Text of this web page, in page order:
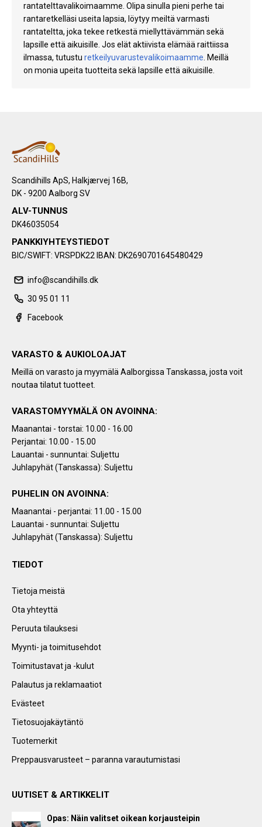
rantatelttavalikoimaamme. Olipa sinulla pieni perhe tai
rantaretkelläsi useita lapsia, löytyy meiltä varmasti
rantateltta, joka tekee retkestä miellyttävämmän sekä
lapsille että aikuisille. Jos elät aktiivista elämää raittiissa
ilmassa, tutustu retkeilyuvarustevalikoimaamme. Meillä
on monia upeita tuotteita sekä lapsille että aikuisille.
Scandihills ApS, Halkjærvej 16B,
DK - 9200 Aalborg SV
ALV-TUNNUS
DK46035054
PANKKIYHTEYSTIEDOT
BIC/SWIFT: VRSPDK22 IBAN: DK2690701645480429
info@scandihills.dk
30 95 01 11
Facebook
VARASTO & AUKIOLOAJAT
Meillä on varasto ja myymälä Aalborgissa Tanskassa, josta voit
noutaa tilatut tuotteet.
VARASTOMYYMÄLÄ ON AVOINNA:
Maanantai - torstai: 10.00 - 16.00
Perjantai: 10.00 - 15.00
Lauantai - sunnuntai: Suljettu
Juhlapyhät (Tanskassa): Suljettu
PUHELIN ON AVOINNA:
Maanantai - perjantai: 11.00 - 15.00
Lauantai - sunnuntai: Suljettu
Juhlapyhät (Tanskassa): Suljettu
TIEDOT
Tietoja meistä
Ota yhteyttä
Peruuta tilauksesi
Myynti- ja toimitusehdot
Toimitustavat ja -kulut
Palautus ja reklamaatiot
Evästeet
Tietosuojakäytäntö
Tuotemerkit
Preppausvarusteet – paranna varautumistasi
UUTISET & ARTIKKELIT
Opas: Näin valitset oikean korjausteipin